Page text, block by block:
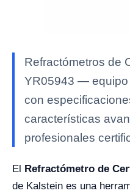
Refractómetros de
YR05943 — equipo
con
características
profesionales
El
Refractómetro de
de Kalstein es una